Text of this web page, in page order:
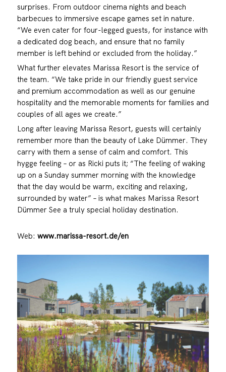
surprises. From outdoor cinema nights and beach
barbecues to immersive escape games set in nature.
“We even cater for four-legged guests, for instance with
a dedicated dog beach, and ensure that no family
member is left behind or excluded from the holiday.”
What further elevates Marissa Resort is the service of
the team. “We take pride in our friendly guest service
and premium accommodation as well as our genuine
hospitality and the memorable moments for families and
couples of all ages we create.”
Long after leaving Marissa Resort, guests will certainly
remember more than the beauty of Lake Dümmer. They
carry with them a sense of calm and comfort. This
hygge feeling – or as Ricki puts it; “The feeling of waking
up on a Sunday summer morning with the knowledge
that the day would be warm, exciting and relaxing,
surrounded by water” – is what makes Marissa Resort
Dümmer See a truly special holiday destination.
Web: www.marissa-resort.de/en